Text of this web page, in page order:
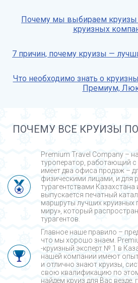
Почему мы выбираем
круизных
7 причин, почему круизы —
Что необходимо знать о
Премиум,
ПОЧЕМУ ВСЕ КРУИЗЫ
Premium Travel Company –
туроператор, работающий
имеет два офиса продаж –
физическими лицами, и для
турагентствами
выпускается печатный
маршруты лучших круизных
миру», который
турагентов.
Главное наше правило –
что мы хорошо знаем.
-круизный эксперт № 1 в
нашей компании имеют
и отлично знают круизы,
свою квалификацию по
найдем круиз для Вас везде,